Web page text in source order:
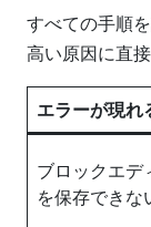
すべての手順
高い原因に直
エラーが現れ
ブロックエデ
を保存できな